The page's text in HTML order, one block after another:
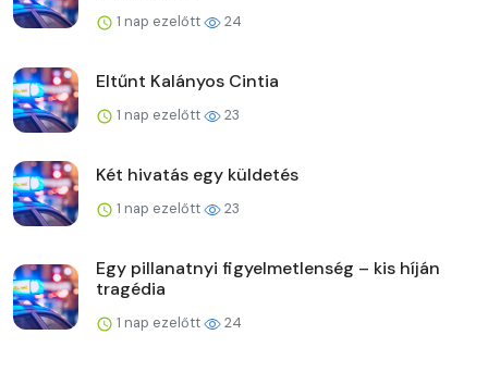
1 nap ezelőtt 24
Eltűnt Kalányos Cintia
1 nap ezelőtt 23
Két hivatás egy küldetés
1 nap ezelőtt 23
Egy pillanatnyi figyelmetlenség – kis híján
tragédia
1 nap ezelőtt 24